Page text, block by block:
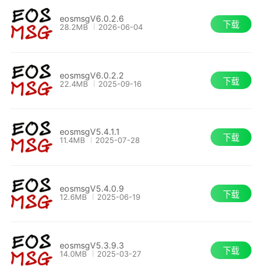
eosmsgV6.0.2.6
28.2MB 2026-06-04 下载
eosmsgV6.0.2.2
22.4MB 2025-09-16 下载
eosmsgV5.4.1.1
11.4MB 2025-07-28 下载
eosmsgV5.4.0.9
12.6MB 2025-06-19 下载
eosmsgV5.3.9.3
14.0MB 2025-03-27 下载